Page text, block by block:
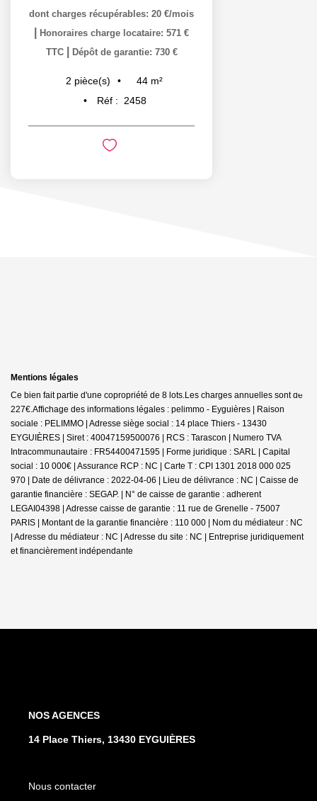
dont charges récupérables: 20 €/mois
Honoraires charge locataire: 571 €
TTC
Dépôt de garantie: 730 €
2 pièce(s) 44 m²
Réf :
2458
Mentions légales
Ce bien fait partie d'une copropriété de 8 lots.Les charges annuelles sont de
227€.Affichage des informations légales : pelimmo - Eyguières | Raison
sociale : PELIMMO | Adresse siège social : 14 place Thiers - 13430
EYGUIÈRES | Siret : 40047159500076 | RCS : Tarascon | Numero TVA
Intracommunautaire : FR54400471595 | Forme juridique : SARL | Capital
social : 10 000€ | Assurance RCP : NC | Carte T : CPI 1301 2018 000 025
970 | Date de délivrance : 2022-04-06 | Lieu de délivrance : NC | Caisse de
garantie financière : SEGAP. | N° de caisse de garantie : adherent
LEGAI04398 | Adresse caisse de garantie : 11 rue de Grenelle - 75007
PARIS | Montant de la garantie financière : 110 000 | Nom du médiateur : NC
| Adresse du médiateur : NC | Adresse du site : NC | Entreprise juridiquement
et financièrement indépendante
NOS AGENCES
14 Place Thiers, 13430 EYGUIÈRES
Nous contacter